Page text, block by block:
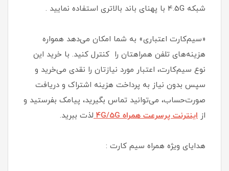
شبکه 4.5G با پهنای باند بالاتری استفاده نمایید .
«سیم‌کارت اعتباری» به شما امکان می‌دهد همواره
هزینه‌های تلفن همراهتان را کنترل کنید. با خرید این
نوع سیم‌کارت، اعتبار مورد نیازتان را نقدی می‌خرید و
سپس بدون نیاز به پرداخت هزینه اشتراک و دریافت
صورت‌حساب، می‌توانید تماس بگیرید، پیامک بفرستید و
از اینترنت پرسرعت همراه 4G/5G لذت ببرید.
هدایای ویژه همراه سیم کارت :